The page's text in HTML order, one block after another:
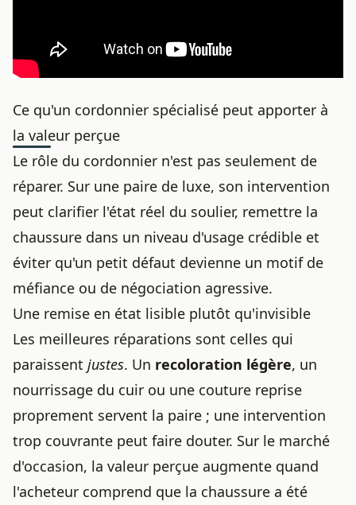
Ce qu'un cordonnier spécialisé peut apporter à
la valeur perçue
Le rôle du cordonnier n'est pas seulement de
réparer. Sur une paire de luxe, son intervention
peut clarifier l'état réel du soulier, remettre la
chaussure dans un niveau d'usage crédible et
éviter qu'un petit défaut devienne un motif de
méfiance ou de négociation agressive.
Une remise en état lisible plutôt qu'invisible
Les meilleures réparations sont celles qui
paraissent justes. Un recoloration légère, un
nourrissage du cuir ou une couture reprise
proprement servent la paire ; une intervention
trop couvrante peut faire douter. Sur le marché
d'occasion, la valeur perçue augmente quand
l'acheteur comprend que la chaussure a été